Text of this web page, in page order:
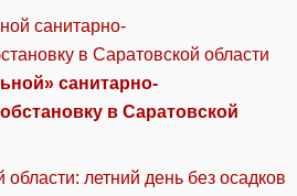
санитарно-
в Саратовской